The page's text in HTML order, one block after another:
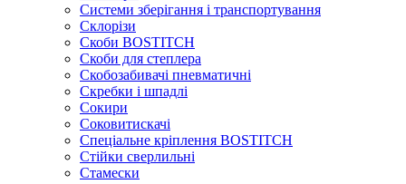
Системи зберігання і транспортування
Склорізи
Скоби BOSTITCH
Скоби для степлера
Скобозабивачі пневматичні
Скребки і шпадлі
Сокири
Соковитискачі
Спеціальне кріплення BOSTITCH
Стійки сверлильні
Стамески